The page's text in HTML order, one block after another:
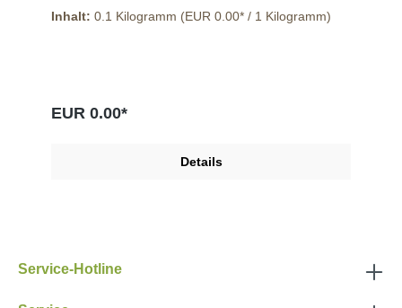
Inhalt: 0.1 Kilogramm (EUR 0.00* / 1 Kilogramm)
EUR 0.00*
Details
Service-Hotline